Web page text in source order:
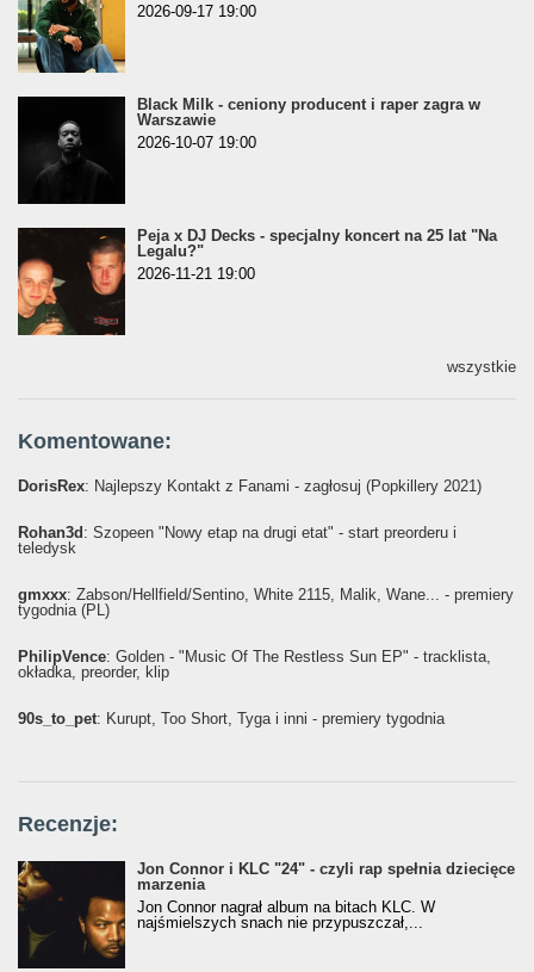
2026-09-17 19:00
Black Milk - ceniony producent i raper zagra w
Warszawie
2026-10-07 19:00
Peja x DJ Decks - specjalny koncert na 25 lat "Na
Legalu?"
2026-11-21 19:00
wszystkie
Komentowane:
DorisRex: Najlepszy Kontakt z Fanami - zagłosuj (Popkillery 2021)
Rohan3d : Szopeen "Nowy etap na drugi etat" - start preorderu i
teledysk
gmxxx: Żabson/Hellfield/Sentino, White 2115, Malik, Wane... - premiery
tygodnia (PL)
PhilipVence: Golden - "Music Of The Restless Sun EP" - tracklista,
okładka, preorder, klip
90s_to_pet: Kurupt, Too Short, Tyga i inni - premiery tygodnia
Recenzje:
Jon Connor i KLC "24" - czyli rap spełnia dziecięce
marzenia
Jon Connor nagrał album na bitach KLC. W
najśmielszych snach nie przypuszczał,...